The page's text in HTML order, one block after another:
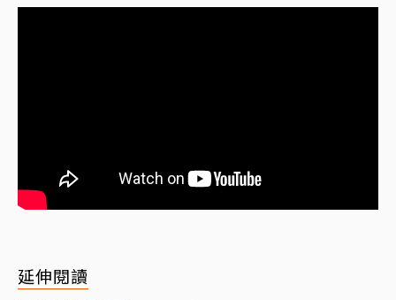
延伸閱讀